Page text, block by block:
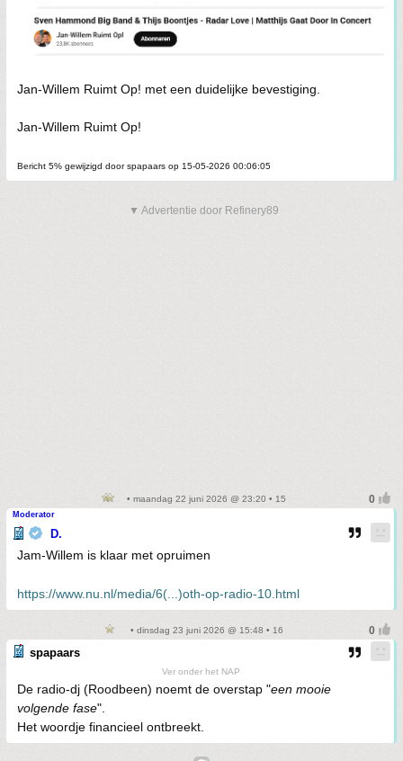
Jan-Willem Ruimt Op! met een duidelijke bevestiging.
Jan-Willem Ruimt Op!
Bericht 5% gewijzigd door spapaars op 15-05-2026 00:06:05
▼ Advertentie door Refinery89
• maandag 22 juni 2026 @ 23:20 • 15
Moderator
D.
Jam-Willem is klaar met opruimen
https://www.nu.nl/media/6(...)oth-op-radio-10.html
• dinsdag 23 juni 2026 @ 15:48 • 16
spapaars
Ver onder het NAP
De radio-dj (Roodbeen) noemt de overstap "een mooie
volgende fase".
Het woordje financieel ontbreekt.